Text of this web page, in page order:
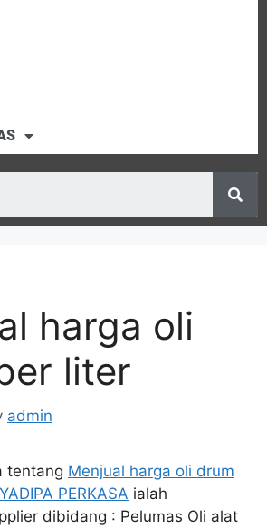
harga oli
liter
admin
tentang Menjual harga oli drum
PERKASA ialah
dibidang : Pelumas Oli alat